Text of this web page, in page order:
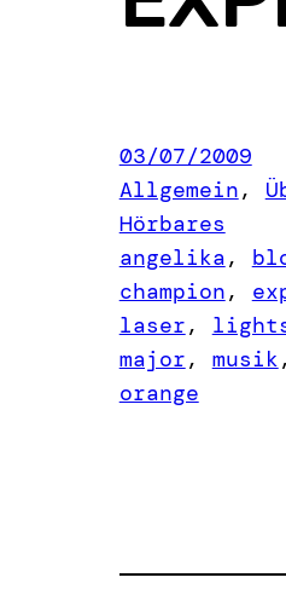
03/07/2009
Allgemein,
Hörbares
angelika,
champion,
laser,
major, musik
orange